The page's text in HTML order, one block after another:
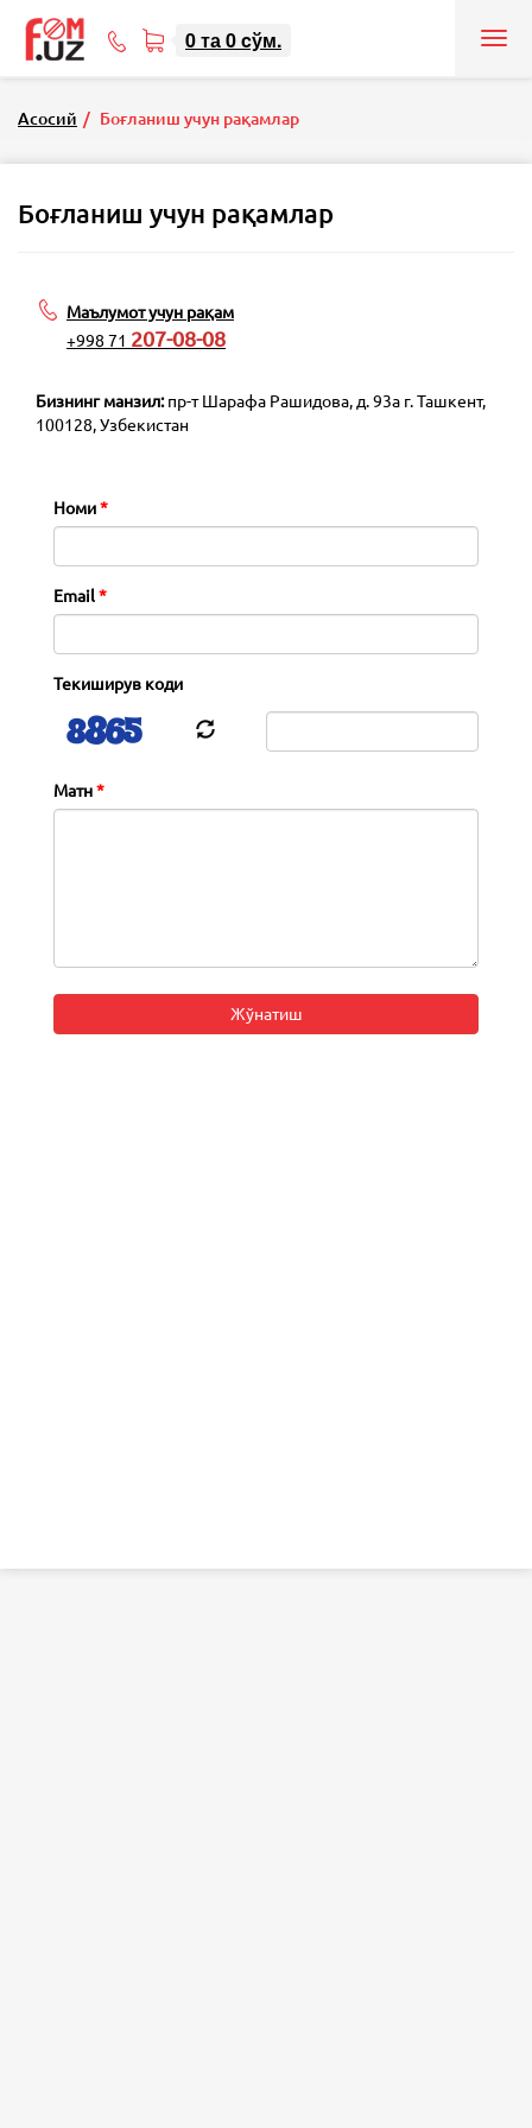
0та0cўм.
08-
Асосий Боғланиш учун рақамлар
Боғланиш учун рақамлар
Маълумот учун рақам
+998 71 207-08-08
Бизнинг манзил:пр-т Шарафа Рашидова, д. 93а г. Ташкент,
100128, Узбекистан
Номи
Email
Текиширув коди
Матн
Жўнатиш